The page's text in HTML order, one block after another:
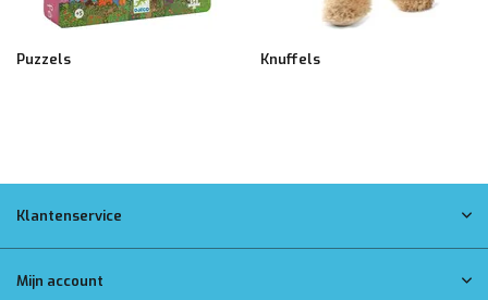
Puzzels Knuffels
Klantenservice
Mijn account